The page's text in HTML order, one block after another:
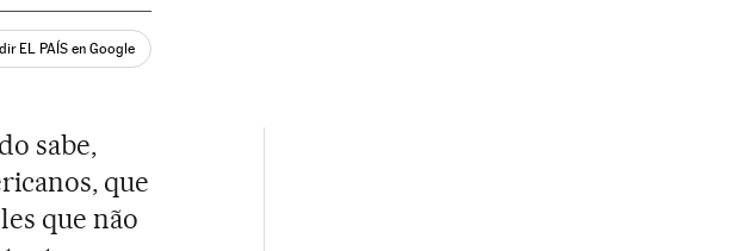
EL PAÍS en Google
sabe,
que
que não